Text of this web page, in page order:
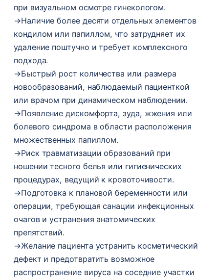
при визуальном осмотре гинекологом.
→Наличие более десяти отдельных элементов
кондилом или папиллом, что затрудняет их
удаление поштучно и требует комплексного
подхода.
→Быстрый рост количества или размера
новообразований, наблюдаемый пациенткой
или врачом при динамическом наблюдении.
→Появление дискомфорта, зуда, жжения или
болевого синдрома в области расположения
множественных папиллом.
→Риск травматизации образований при
ношении тесного белья или гигиенических
процедурах, ведущий к кровоточивости.
→Подготовка к плановой беременности или
операции, требующая санации инфекционных
очагов и устранения анатомических
препятствий.
→Желание пациента устранить косметический
дефект и предотвратить возможное
распространение вируса на соседние участки